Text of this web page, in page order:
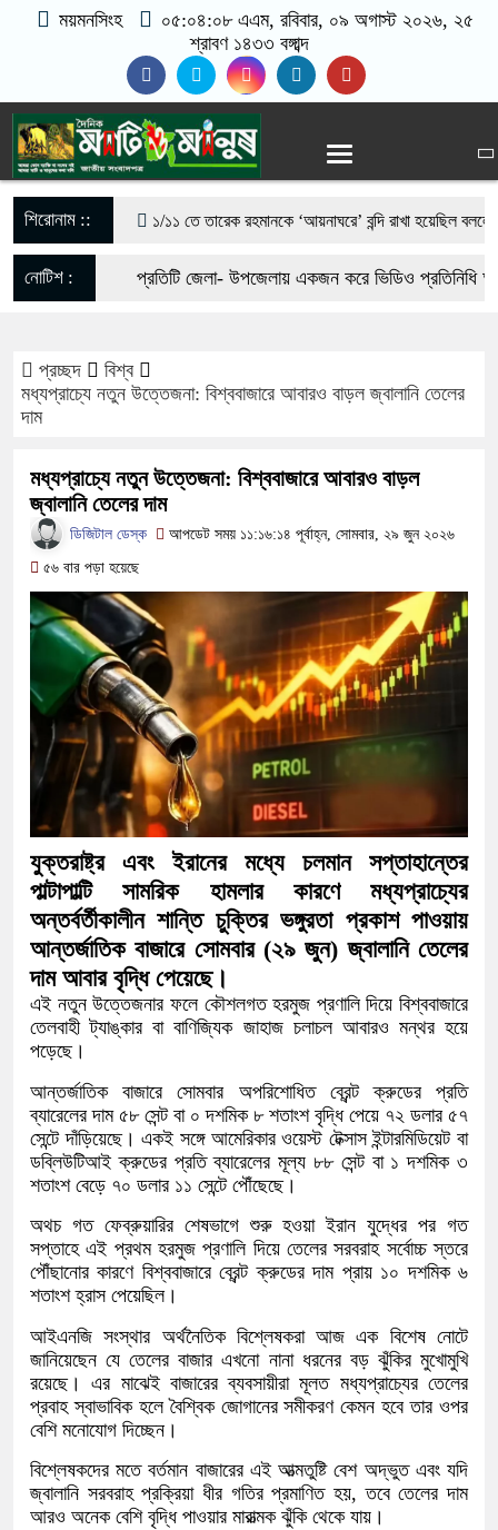
ময়মনসিংহ ০৫:০৪:০৮ এএম, রবিবার, ০৯ অগাস্ট ২০২৬, ২৫
শ্রাবণ ১৪৩৩ বঙ্গাব্দ
শিরোনাম :: ১/১১ তে তারেক রহমানকে ‘আয়নাঘরে’ বন্দি রাখা হয়েছিল বললেন
গণঅভ্যুত্থানের সঙ্গে প্রথম বেইমানি করেন জামায়াত আমির বলে
সরকারের কাজে কোনো গাফিলতি হলে কঠোর ব্যবস্থা নিচ্ছেন
সামাজিক অপরাধ প্রতিরোধে কেন্দুয়ায় আলোচনা সভা: সবাইকে
গড়ার আহ্বান
নেত্রকোনায় অগ্নিকাণ্ডে ক্ষতিগ্রস্ত এলাকা পরিদর্শনে জেলা
একটি চিঠিই বদলে দিল ৫ম শ্রেণির শিক্ষার্থী অনুশ্রী রায়ের জীবনের
শাস্তির বদলে সাভারের ওসি পদে মেহেরপুরের সাবেক কর্মকর্তা,
পড়েছে মেহেরপুরবাসী
দিনাজপুর পলিটেকনিক ইনস্টিটিউটের হীরক জয়ন্তী: পুনর্মিলনী
আনুষ্ঠানিক উদ্বোধন
পূর্বধলায় কেন্দ্রীয় মন্দিরের ৭১ সদস্যের পূর্ণাঙ্গ কমিটি ঘোষণা:
হস্তান্তর
নোটিশ : প্রতিটি জেলা- উপজেলায় একজন করে ভিডিও প্রতিনিধি
017-11684104, 013-03300539.
প্রচ্ছদ
বিশ্ব
মধ্যপ্রাচ্যে নতুন উত্তেজনা: বিশ্ববাজারে আবারও বাড়ল জ্বালানি তেলের
দাম
মধ্যপ্রাচ্যে নতুন উত্তেজনা: বিশ্ববাজারে আবারও বাড়ল
জ্বালানি তেলের দাম
ডিজিটাল ডেস্ক
আপডেট সময় ১১:১৬:১৪ পূর্বাহ্ন, সোমবার, ২৯ জুন ২০২৬
৫৬ বার পড়া হয়েছে
যুক্তরাষ্ট্র এবং ইরানের মধ্যে চলমান সপ্তাহান্তের
পাল্টাপাল্টি সামরিক হামলার কারণে মধ্যপ্রাচ্যের
অন্তর্বর্তীকালীন শান্তি চুক্তির ভঙ্গুরতা প্রকাশ পাওয়ায়
আন্তর্জাতিক বাজারে সোমবার (২৯ জুন) জ্বালানি তেলের
দাম আবার বৃদ্ধি পেয়েছে।
এই নতুন উত্তেজনার ফলে কৌশলগত হরমুজ প্রণালি দিয়ে বিশ্ববাজারে
তেলবাহী ট্যাঙ্কার বা বাণিজ্যিক জাহাজ চলাচল আবারও মন্থর হয়ে
পড়েছে।
আন্তর্জাতিক বাজারে সোমবার অপরিশোধিত ব্রেন্ট ক্রুডের প্রতি
ব্যারেলের দাম ৫৮ সেন্ট বা ০ দশমিক ৮ শতাংশ বৃদ্ধি পেয়ে ৭২ ডলার ৫৭
সেন্টে দাঁড়িয়েছে। একই সঙ্গে আমেরিকার ওয়েস্ট টেক্সাস ইন্টারমিডিয়েট বা
ডব্লিউটিআই ক্রুডের প্রতি ব্যারেলের মূল্য ৮৮ সেন্ট বা ১ দশমিক ৩
শতাংশ বেড়ে ৭০ ডলার ১১ সেন্টে পৌঁছেছে।
অথচ গত ফেব্রুয়ারির শেষভাগে শুরু হওয়া ইরান যুদ্ধের পর গত
সপ্তাহে এই প্রথম হরমুজ প্রণালি দিয়ে তেলের সরবরাহ সর্বোচ্চ স্তরে
পৌঁছানোর কারণে বিশ্ববাজারে ব্রেন্ট ক্রুডের দাম প্রায় ১০ দশমিক ৬
শতাংশ হ্রাস পেয়েছিল।
আইএনজি সংস্থার অর্থনৈতিক বিশ্লেষকরা আজ এক বিশেষ নোটে
জানিয়েছেন যে তেলের বাজার এখনো নানা ধরনের বড় ঝুঁকির মুখোমুখি
রয়েছে। এর মাঝেই বাজারের ব্যবসায়ীরা মূলত মধ্যপ্রাচ্যের তেলের
প্রবাহ স্বাভাবিক হলে বৈশ্বিক জোগানের সমীকরণ কেমন হবে তার ওপর
বেশি মনোযোগ দিচ্ছেন।
বিশ্লেষকদের মতে বর্তমান বাজারের এই আত্মতুষ্টি বেশ অদ্ভুত এবং যদি
জ্বালানি সরবরাহ প্রক্রিয়া ধীর গতির প্রমাণিত হয়, তবে তেলের দাম
আরও অনেক বেশি বৃদ্ধি পাওয়ার মারাত্মক ঝুঁকি থেকে যায়।